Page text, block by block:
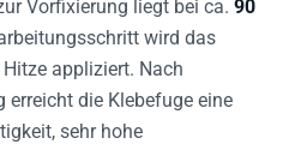
Vorfixierung liegt bei ca. 90
wird das
appliziert. Nach
die Klebefuge eine
sehr hohe